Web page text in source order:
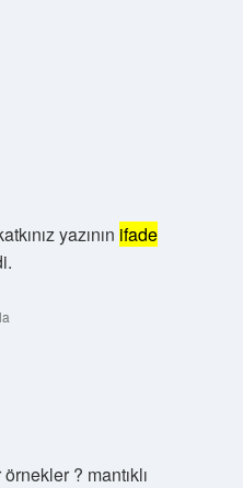
yazının ifade
? mantıklı